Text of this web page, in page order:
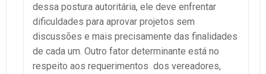
dessa postura autoritária, ele deve enfrentar
dificuldades para aprovar projetos sem
discussões e mais precisamente das finalidades
de cada um. Outro fator determinante está no
respeito aos requerimentos dos vereadores,